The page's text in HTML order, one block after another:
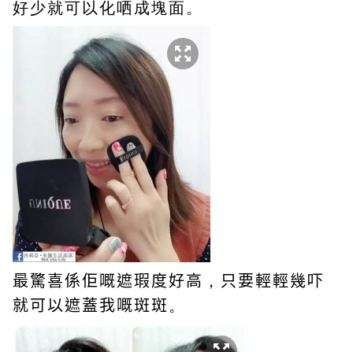
好少就可以化哂成塊面。
最驚喜係佢嘅遮瑕度好高 ， 只要輕輕幾吓
就可以遮蓋我嘅斑斑。